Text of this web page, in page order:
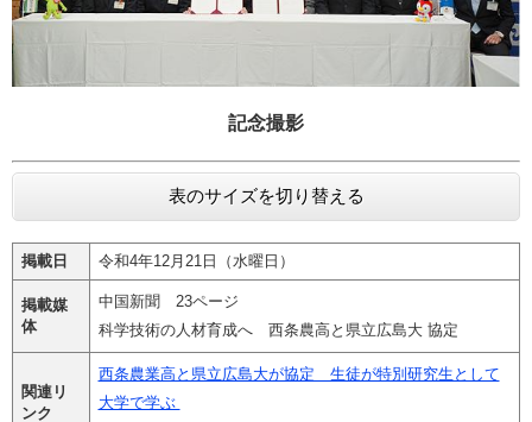
記念撮影
表のサイズを切り替える
掲載日 令和4年12月21日（水曜日）
掲載媒
体
中国新聞 23ページ
科学技術の人材育成へ 西条農高と県立広島大 協定
関連リ
ンク
西条農業高と県立広島大が協定 生徒が特別研究生として
大学で学ぶ